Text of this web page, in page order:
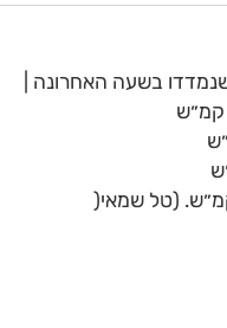
בשעה האחרונה |